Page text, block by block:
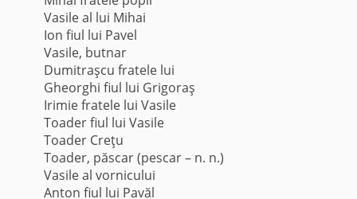
Vasile al lui Mihai
Ion fiul lui Pavel
Vasile, butnar
Dumitraşcu fratele lui
Gheorghi fiul lui Grigoraş
Irimie fratele lui Vasile
Toader fiul lui Vasile
Toader Creţu
Toader, păscar (pescar – n. n.)
Vasile al vornicului
Anton fiul lui Pavăl